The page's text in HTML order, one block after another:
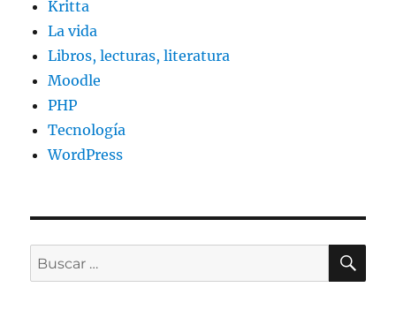
Kritta
La vida
Libros, lecturas, literatura
Moodle
PHP
Tecnología
WordPress
Buscar
por: